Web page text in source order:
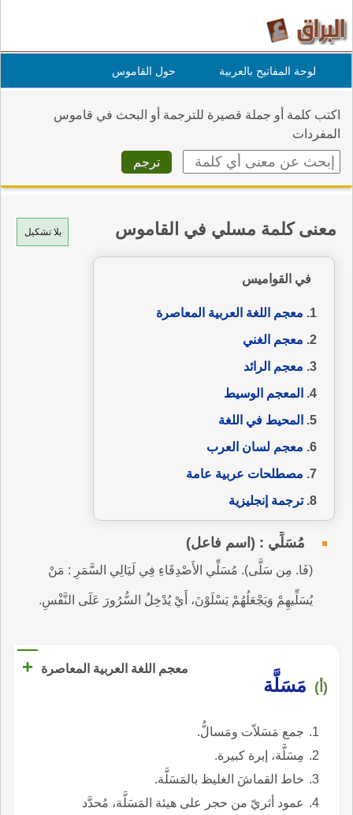
لوحة المفاتيح بالعربية حول القاموس
اكتب كلمة أو جملة قصيرة للترجمة أو البحث في قاموس
المفردات
بلا تشكيل معنى كلمة مسلي في القاموس
في القواميس
معجم اللغة العربية المعاصرة
معجم الغني
معجم الرائد
المعجم الوسيط
المحيط في اللغة
معجم لسان العرب
مصطلحات عربية عامة
ترجمة إنجليزية
مُسَلِّي : (اسم فاعل)
(فَا. مِن سَلَّى). مُسَلِّي الأَصْدِقَاءِ فِي لَيَالِي السَّمَرِ : مَنْ
يُسَلِّيهِمْ وَيَجْعَلُهُمْ يَسْلَوْنَ، أَيْ يُدْخِلُ السُّرُورَ عَلَى النَّفْسِ.
معجم اللغة العربية المعاصرة +
(أ) مَسَلَّة
جمع مَسَلاّت ومَسالُّ.
مِسَلَّة، إبرة كبيرة.
خاط القماشَ الغليظ بالمَسَلَّة.
عمود أثريّ من حجر على هيئة المَسَلَّة، مُحدَّد